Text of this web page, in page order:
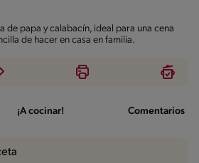
de papa y calabacín, ideal para una cena
de hacer en casa en familia.
¡A cocinar! Comentarios